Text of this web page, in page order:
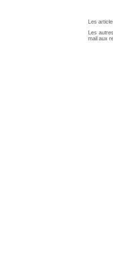
Les
Les
mail aux